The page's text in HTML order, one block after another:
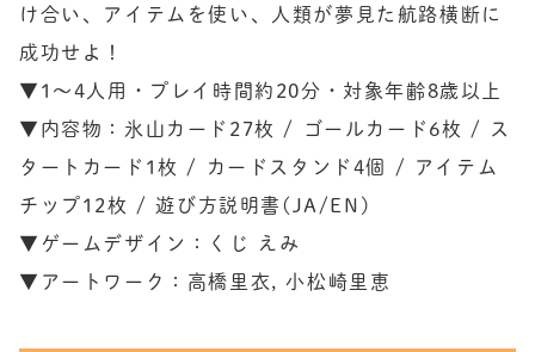
け合い、アイテムを使い、人類が夢見た航路横断に
成功せよ！
▼1〜4人用・プレイ時間約20分・対象年齢8歳以上
▼内容物：氷山カード27枚 / ゴールカード6枚 / ス
タートカード1枚 / カードスタンド4個 / アイテム
チップ12枚 / 遊び方説明書(JA/EN)
▼ゲームデザイン：くじ えみ
▼アートワーク：高橋里衣, 小松崎里恵